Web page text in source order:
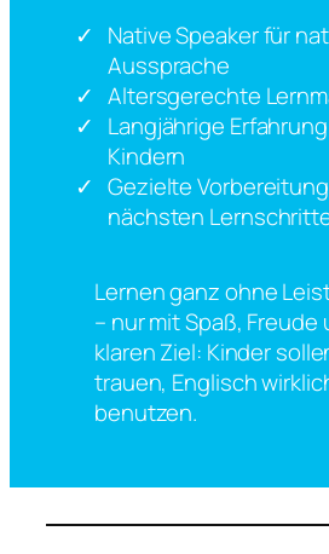
Native Speaker für
Aussprache
Altersgerechte
Langjährige
Kindern
Gezielte
nächsten
Lernen ganz ohne
– nur mit Spaß, Freude
klaren Ziel: Kinder
trauen, Englisch
benutzen.